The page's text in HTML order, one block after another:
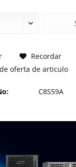
UN PRECIO
Recordar
oferta de articulo
C8S59A